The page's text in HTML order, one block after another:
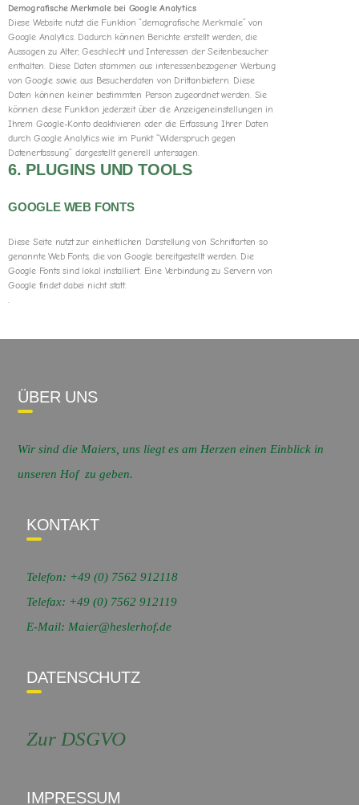
Demografische Merkmale bei Google Analytics
Diese Website nutzt die Funktion “demografische Merkmale” von
Google Analytics. Dadurch können Berichte erstellt werden, die
Aussagen zu Alter, Geschlecht und Interessen der Seitenbesucher
enthalten. Diese Daten stammen aus interessenbezogener Werbung
von Google sowie aus Besucherdaten von Drittanbietern. Diese
Daten können keiner bestimmten Person zugeordnet werden. Sie
können diese Funktion jederzeit über die Anzeigeneinstellungen in
Ihrem Google-Konto deaktivieren oder die Erfassung Ihrer Daten
durch Google Analytics wie im Punkt “Widerspruch gegen
Datenerfassung” dargestellt generell untersagen.
6. PLUGINS UND TOOLS
GOOGLE WEB FONTS
Diese Seite nutzt zur einheitlichen Darstellung von Schriftarten so
genannte Web Fonts, die von Google bereitgestellt werden. Die
Google Fonts sind lokal installiert. Eine Verbindung zu Servern von
Google findet dabei nicht statt.
.
ÜBER UNS
Wir sind die Maiers, uns liegt es am Herzen einen Einblick in
unseren Hof zu geben.
KONTAKT
Telefon: +49 (0) 7562 912118
Telefax: +49 (0) 7562 912119
E-Mail: Maier@heslerhof.de
DATENSCHUTZ
Zur DSGVO
IMPRESSUM